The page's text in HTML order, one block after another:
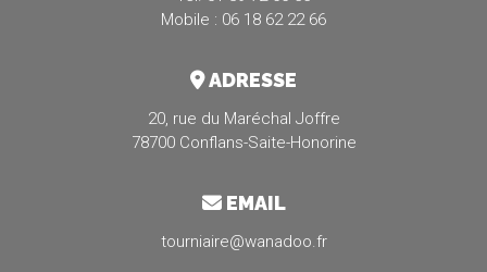
Mobile : 06 18 62 22 66
ADRESSE
20, rue du Maréchal Joffre
78700 Conflans-Saite-Honorine
EMAIL
tourniaire@wanadoo.fr